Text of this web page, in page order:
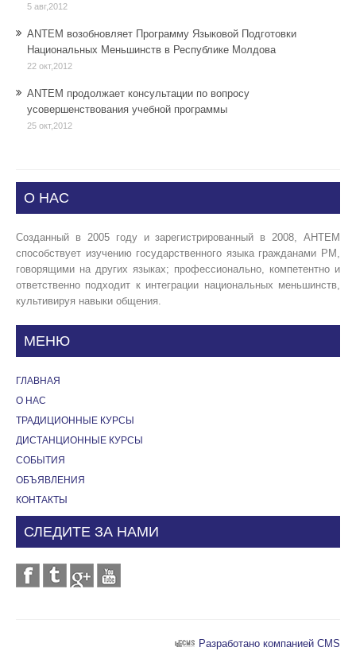
5 авг,2012
ANTEM возобновляет Программу Языковой Подготовки
Национальных Меньшинств в Республике Молдова
22 окт,2012
ANTEM продолжает консультации по вопросу
усовершенствования учебной программы
25 окт,2012
О НАС
Созданный в 2005 году и зарегистрированный в 2008, АНТЕМ
способствует изучению государственного языка гражданами РМ,
говорящими на других языках; профессионально, компетентно и
ответственно подходит к интеграции национальных меньшинств,
культивируя навыки общения.
МЕНЮ
ГЛАВНАЯ
О НАС
ТРАДИЦИОННЫЕ КУРСЫ
ДИСТАНЦИОННЫЕ КУРСЫ
СОБЫТИЯ
OБЪЯВЛЕНИЯ
КОНТАКТЫ
СЛЕДИТЕ ЗА НАМИ
Разработано компанией CMS